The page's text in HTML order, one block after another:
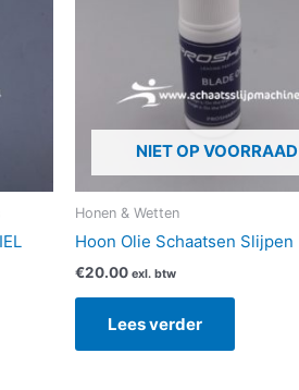
NIET OP VOORRAAD
Honen & Wetten
Hoon Olie Schaatsen Slijpen
€20.00 exl. btw
Lees verder